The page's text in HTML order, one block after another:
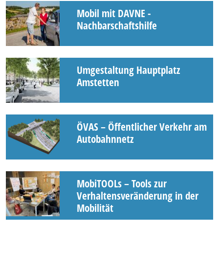
Mobil mit DAVNE -
Nachbarschaftshilfe
Umgestaltung Hauptplatz
Amstetten
ÖVAS – Öffentlicher Verkehr am
Autobahnnetz
MobiTOOLs – Tools zur
Verhaltensveränderung in der
Mobilität